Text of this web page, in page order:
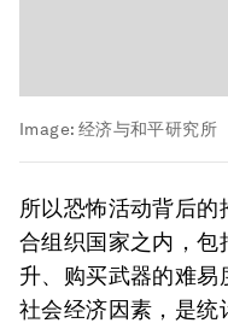
Image: 经济与和平研究所
所以恐怖活动背后
合组织国家之内，包
升、购买武器的难
社会经济因素，是统